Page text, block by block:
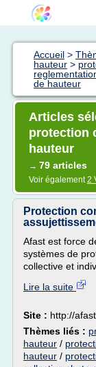
Accueil >
hauteur >
de hauteur
Articles
protection
hauteur
→ 79 articles
Voir également2
Protection
Afast est force
systèmes de
collective et
Lire la suite
Site : http://
Thèmes liés :
hauteur /
hauteur /